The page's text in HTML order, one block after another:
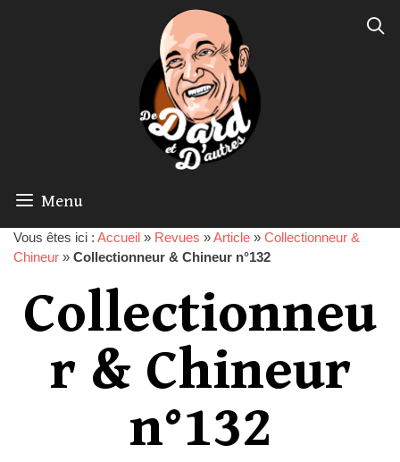
Menu
Vous êtes ici : Accueil » Revues »Article » Collectionneur &
Chineur » Collectionneur & Chineur n°132
Collectionneu
r & Chineur
n°132